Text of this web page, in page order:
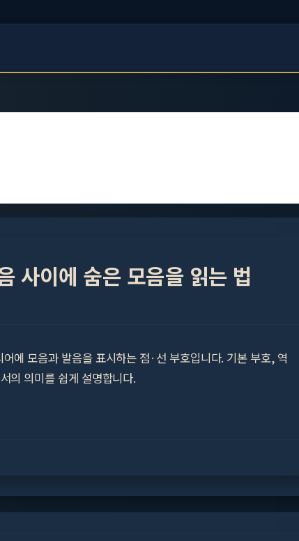
사이에 숨은 모음을 읽는 법
에 모음과 발음을 표시하는 점·선 부호입니다. 기본 부호, 역
의 의미를 쉽게 설명합니다.